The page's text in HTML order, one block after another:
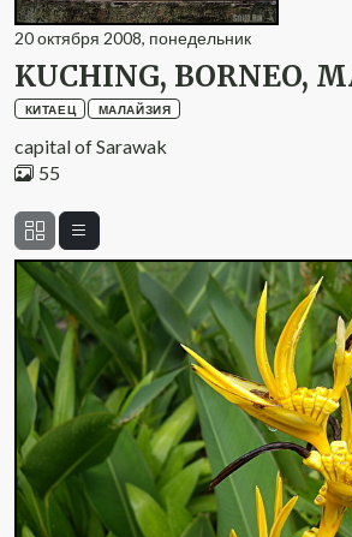
20октября 2008, понедельник
KUCHING, BORNEO,
КИТАЕЦ МАЛАЙЗИЯ
capital of Sarawak
55